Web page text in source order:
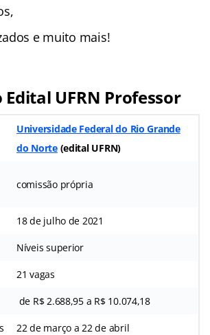
e muito mais!
Edital UFRN Professor
Universidade Federal do Rio Grande
do Norte (edital UFRN)
comissão própria
18 de julho de 2021
Níveis superior
21 vagas
de R$ 2.688,95 a R$ 10.074,18
22 de março a 22 de abril